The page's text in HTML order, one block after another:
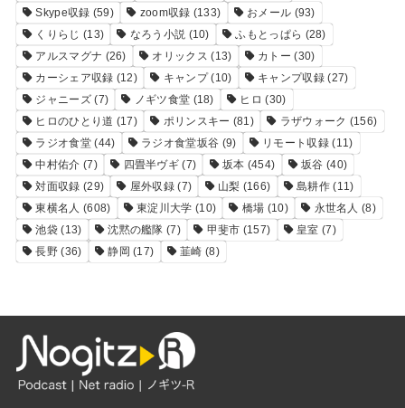
Skype収録 (59) zoom収録 (133) おメール (93)
くりらじ (13) なろう小説 (10) ふもとっぱら (28)
アルスマグナ (26) オリックス (13) カトー (30)
カーシェア収録 (12) キャンプ(10) キャンプ収録(27)
ジャニーズ(7) ノギツ食堂 (18) ヒロ (30)
ヒロのひとり道 (17) ポリンスキー (81) ラザウォーク (156)
ラジオ食堂(44) ラジオ食堂坂谷 (9) リモート収録(11)
中村佑介 (7) 四畳半ヴギ (7) 坂本 (454) 坂谷 (40)
対面収録 (29) 屋外収録 (7) 山梨 (166) 島耕作(11)
東横名人 (608) 東淀川大学 (10) 橋場 (10) 永世名人 (8)
池袋 (13) 沈黙の艦隊 (7) 甲斐市 (157) 皇室 (7)
長野 (36) 静岡 (17) 韮崎 (8)